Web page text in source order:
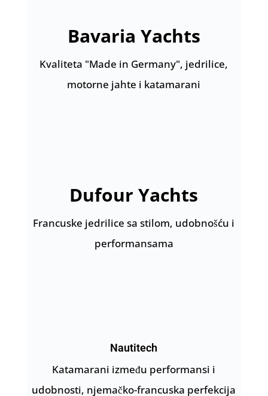
Bavaria Yachts
Kvaliteta "Made in Germany", jedrilice,
motorne jahte i katamarani
Dufour Yachts
Francuske jedrilice sa stilom, udobnošću i
performansama
Nautitech
Katamarani između performansi i
udobnosti, njemačko-francuska perfekcija